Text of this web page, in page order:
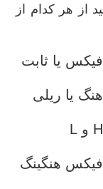
از هر کدام از
یا ثابت
یا ریلی
هنگینگ